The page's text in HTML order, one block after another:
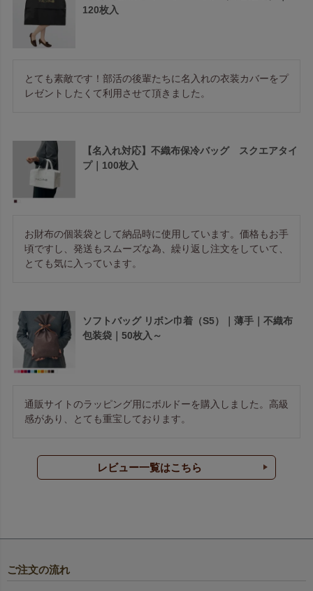
120枚入
とても素敵です！部活の後輩たちに名入れの衣装カバーをプ
レゼントしたくて利用させて頂きました。
【名入れ対応】不織布保冷バッグ スクエアタイ
プ｜100枚入
お財布の個装袋として納品時に使用しています。価格もお手
頃ですし、発送もスムーズな為、繰り返し注文をしていて、
とても気に入っています。
ソフトバッグ リボン巾着（S5）｜薄手｜不織布
包装袋｜50枚入～
通販サイトのラッピング用にボルドーを購入しました。高級
感があり、とても重宝しております。
レビュー一覧はこちら
ご注文の流れ